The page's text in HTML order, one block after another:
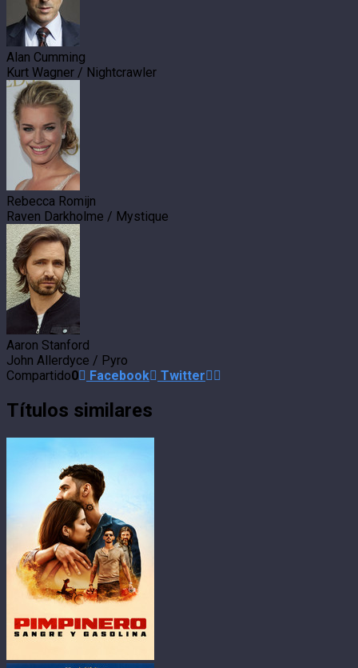
Alan Cumming
Kurt Wagner / Nightcrawler
Rebecca Romijn
Raven Darkholme / Mystique
Aaron Stanford
John Allerdyce / Pyro
Compartido0 Facebook Twitter
Títulos similares